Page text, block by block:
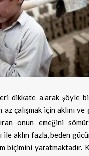
dikkate alarak şöyle
az çalışmak için aklını
onun emeğini
aklın fazla, beden
biçimini yaratmaktadır.